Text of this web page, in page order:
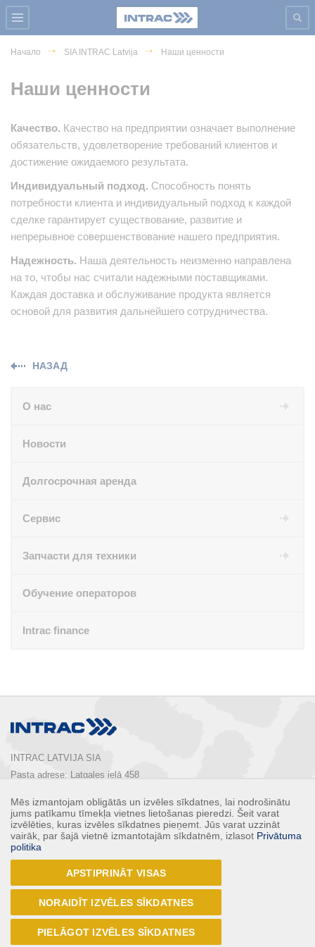
Начало SIA INTRAC Latvija Наши ценности
Наши ценности
Качество. Качество на предприятии означает выполнение
обязательств, удовлетворение требований клиентов и
достижение ожидаемого результата.
Индивидуальный подход. Способность понять
потребности клиента и индивидуальный подход к каждой
сделке гарантирует существование, развитие и
непрерывное совершенствование нашего предприятия.
Надежность. Наша деятельность неизменно направлена
на то, чтобы нас считали надежными поставщиками.
Каждая доставка и обслуживание продукта является
основой для развития дальнейшего сотрудничества.
НАЗАД
О нас
Новости
Долгосрочная аренда
Сервис
Запчасти для техники
Обучение операторов
Intrac finance
INTRAC LATVIJA SIA
Pasta adrese: Latgales ielā 458
Tālrunis: + 371 67 803 700
E-pasts: info@intrac.lv
КОНТАКТЫ
Mēs izmantojam obligātās un izvēles sīkdatnes, lai nodrošinātu
jums patīkamu tīmekļa vietnes lietošanas pieredzi. Šeit varat
izvēlēties, kuras izvēles sīkdatnes pieņemt. Jūs varat uzzināt
vairāk, par šajā vietnē izmantotajām sīkdatnēm, izlasot Privātuma
politika
APSTIPRINĀT VISAS
NORAIDĪT IZVĒLES SĪKDATNES
PIELĀGOT IZVĒLES SĪKDATNES